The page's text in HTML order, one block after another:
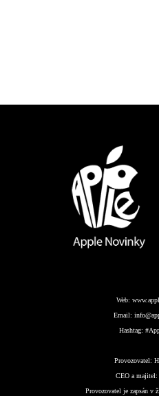
Web:
Email:
Hashtag:
Provozovatel:
CEO a majitel:
Provozovatel je zapsán v